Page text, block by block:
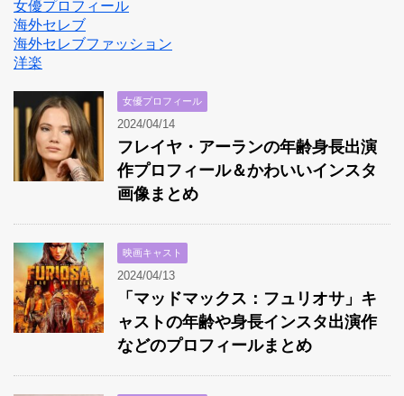
女優プロフィール
海外セレブ
海外セレブファッション
洋楽
女優プロフィール
2024/04/14
フレイヤ・アーランの年齢身長出演
作プロフィール＆かわいいインスタ
画像まとめ
映画キャスト
2024/04/13
「マッドマックス：フュリオサ」キ
ャストの年齢や身長インスタ出演作
などのプロフィールまとめ